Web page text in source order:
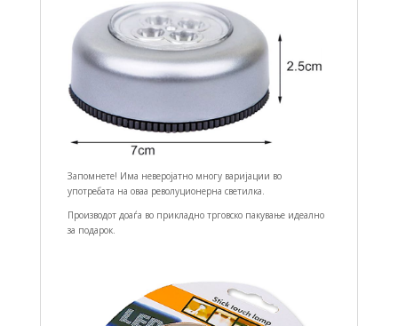
Запомнете! Има неверојатно многу варијации во
употребата на оваа револуционерна светилка.
Производот доаѓа во прикладно трговско пакување идеално
за подарок.